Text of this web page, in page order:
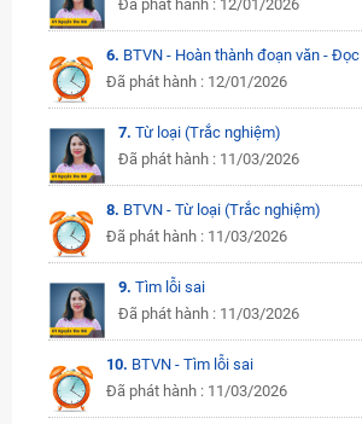
Đã phát hành : 12/01/2026
6. BTVN - Hoàn thành đoạn văn -
Đã phát hành : 12/01/2026
7. Từ loại (Trắc nghiệm)
Đã phát hành : 11/03/2026
8. BTVN - Từ loại (Trắc nghiệm)
Đã phát hành : 11/03/2026
9. Tìm lỗi sai
Đã phát hành : 11/03/2026
10. BTVN - Tìm lỗi sai
Đã phát hành : 11/03/2026